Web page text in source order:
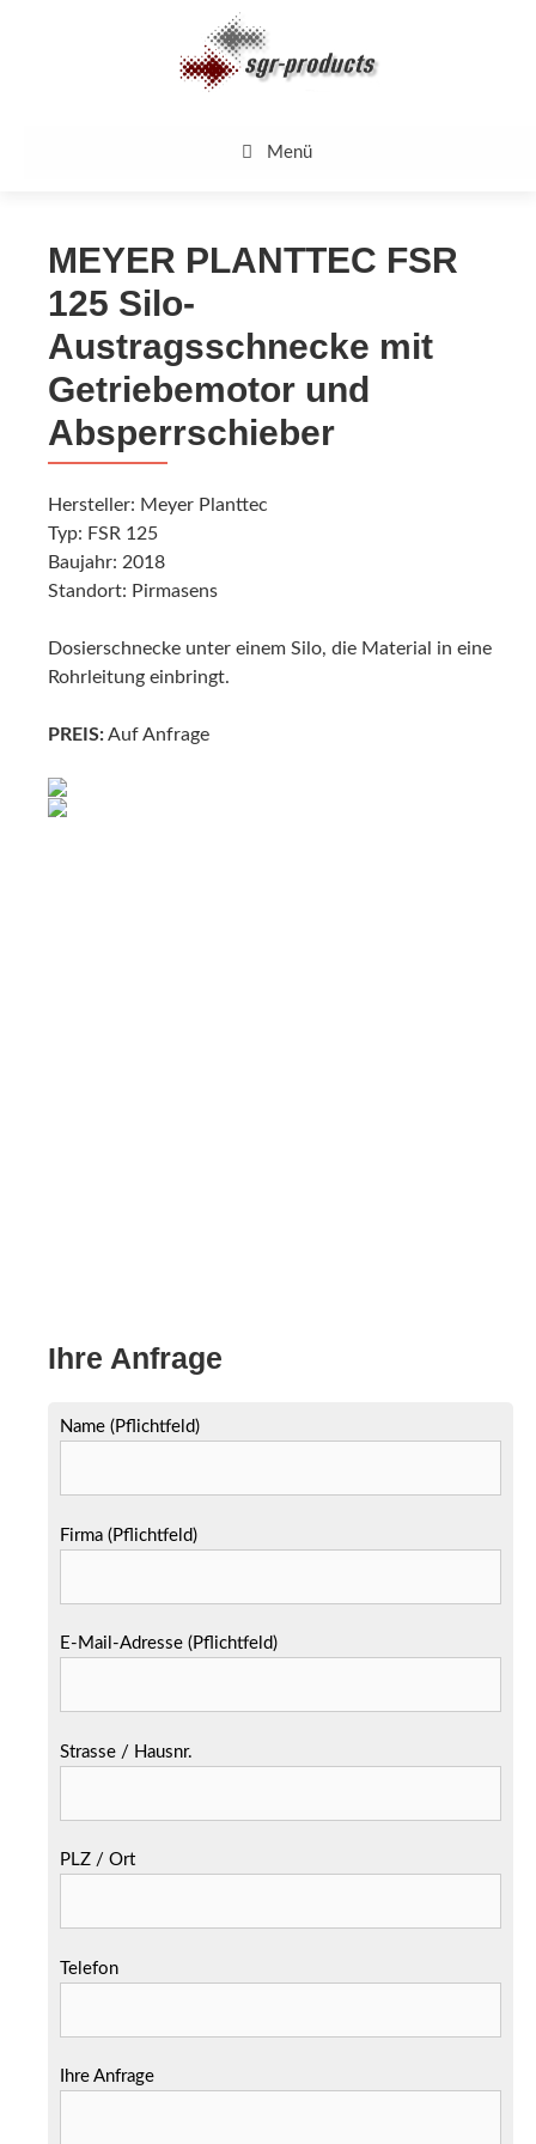
Menü
MEYER PLANTTEC FSR
125 Silo-
Austragsschnecke mit
Getriebemotor und
Absperrschieber
Hersteller: Meyer Planttec
Typ: FSR 125
Baujahr: 2018
Standort: Pirmasens
Dosierschnecke unter einem Silo, die Material in eine
Rohrleitung einbringt.
PREIS:Auf Anfrage
Ihre Anfrage
Name (Pflichtfeld)
Firma (Pflichtfeld)
E-Mail-Adresse (Pflichtfeld)
Strasse / Hausnr.
PLZ / Ort
Telefon
Ihre Anfrage